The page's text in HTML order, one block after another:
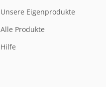
Unsere Eigenprodukte
Alle Produkte
Hilfe